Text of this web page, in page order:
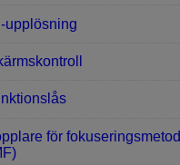
upplösning
för fokuseringsmetod